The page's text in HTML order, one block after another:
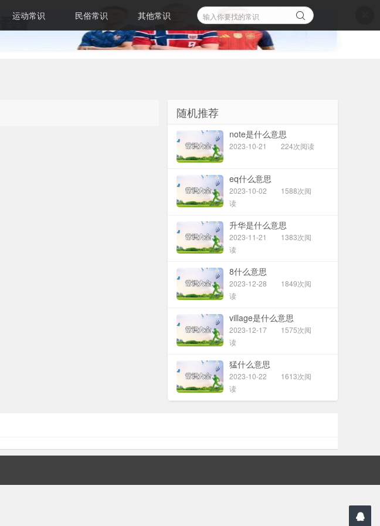
运动常识 民俗常识 其他常识
随机推荐
note是什么意思
2023-10-21 224次阅读
eq什么意思
2023-10-02
1588次阅
读
升华是什么意思
2023-11-21
1383次阅
读
8什么意思
2023-12-28
1849次阅
读
village是什么意思
2023-12-17
1575次阅
读
猛什么意思
2023-10-22
1613次阅
读